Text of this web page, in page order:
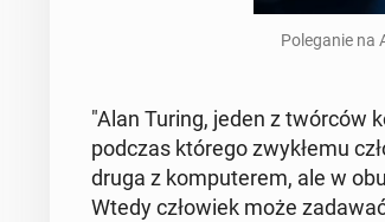
Po­le­ga­nie na
"Alan Turing, jeden z twórców
podczas którego zwy­kłe­mu
druga z kom­pu­te­rem, ale w
Wtedy czło­wiek może